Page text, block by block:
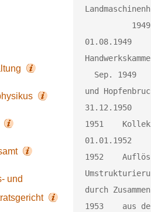
und
01.08.1949 	offizielle Übergabe der Räume der ehemaligen
und
31.12.1950	Auflösung des MAS - Landesmaschinenhofes (MAS existiert weiter)
1951	Kollektivvertrag der VV - MAS Mecklenburg
01.01.1952	Neuerstellung der VV - MAS - Elektrospezialwerkstatt
1952	Auflösung von 18 Leitwerkstätten der MAS
durch
1953	aus der MAS geht die MTS hervor